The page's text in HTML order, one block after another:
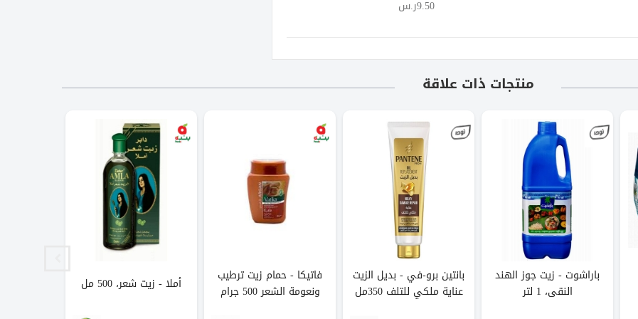
9.50ر.س
منتجات ذات علاقة
باراشوت - زيت جوز الهند
النقى، 1 لتر
بانتين برو-في - بديل الزيت
عناية ملكي للتلف 350مل
فاتيكا - حمام زيت ترطيب
ونعومة الشعر 500 جرام
أملا - زيت شعر، 500 مل